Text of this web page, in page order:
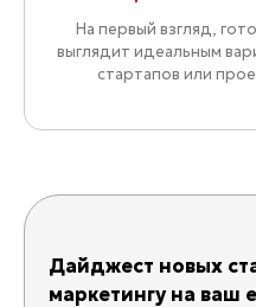
На первый взгляд,
выглядит идеальным
стартапов или
Дайджест новых
маркетингу на ваш